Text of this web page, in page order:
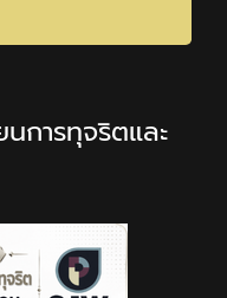
การทุจริตและ